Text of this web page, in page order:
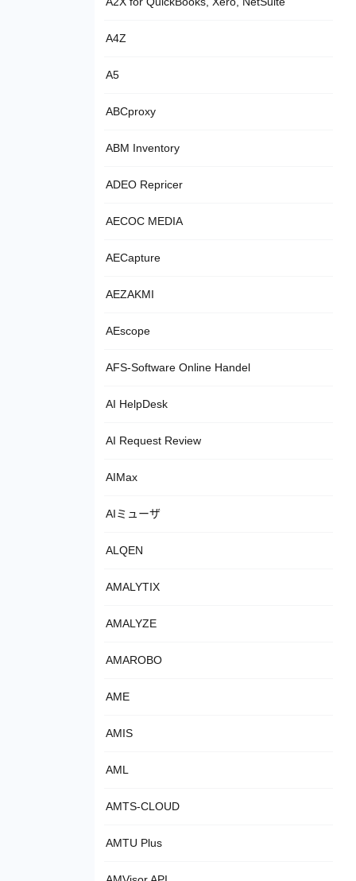
A4Z
A5
ABCproxy
ABM Inventory
ADEO Repricer
AECOC MEDIA
AECapture
AEZAKMI
AEscope
AFS-Software Online Handel
AI HelpDesk
AI Request Review
AIMax
AIミューザ
ALQEN
AMALYTIX
AMALYZE
AMAROBO
AME
AMIS
AML
AMTS-CLOUD
AMTU Plus